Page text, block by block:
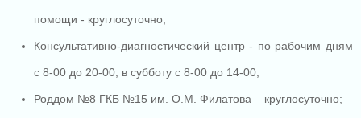
помощи - круглосуточно;
Консультативно-диагностический центр - по рабочим дням
с 8-00 до 20-00, в субботу с 8-00 до 14-00;
Роддом №8 ГКБ №15 им. О.М. Филатова – круглосуточно;